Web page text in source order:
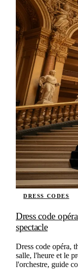
DRESS CODES
Dress code
spectacle
Dress code opéra,
salle, l'heure et le
l'orchestre, guide